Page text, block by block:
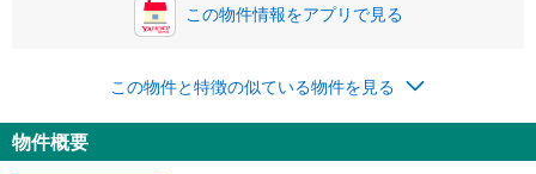
0円
ナス時の増額分（1回分）を入力してください。
閉じる
月々の返済額
この物件情報をアプリで見る
この物件と特徴の似ている物件を見る
物件概要